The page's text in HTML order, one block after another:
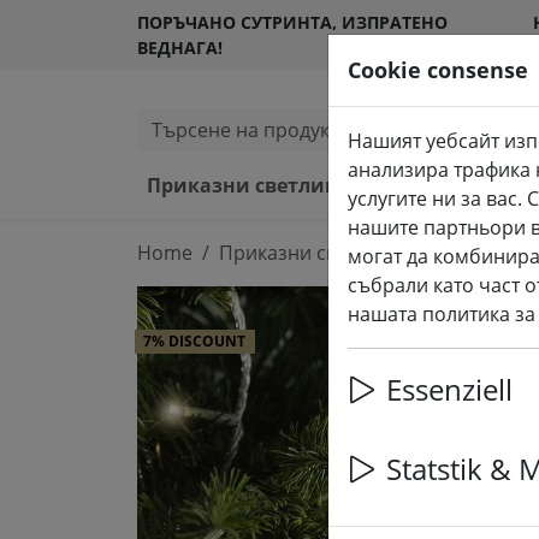
ПОРЪЧАНО СУТРИНТА, ИЗПРАТЕНО
ВЕДНАГА!
Търсене на продукти
Приказни светлини и осветление
Home Приказни светлини и осветление
7% DISCOUNT
Cookie consense
Нашият уебсайт
анализира трафика
услугите ни за
нашите партньори
могат да
събрали като част
нашата политика
Essenziell
Statstik &